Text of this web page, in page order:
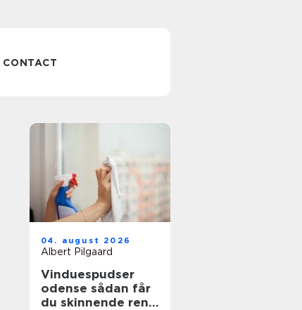
CONTACT
04. august 2026
Albert Pilgaard
Vinduespudser
odense sådan får
du skinnende rene